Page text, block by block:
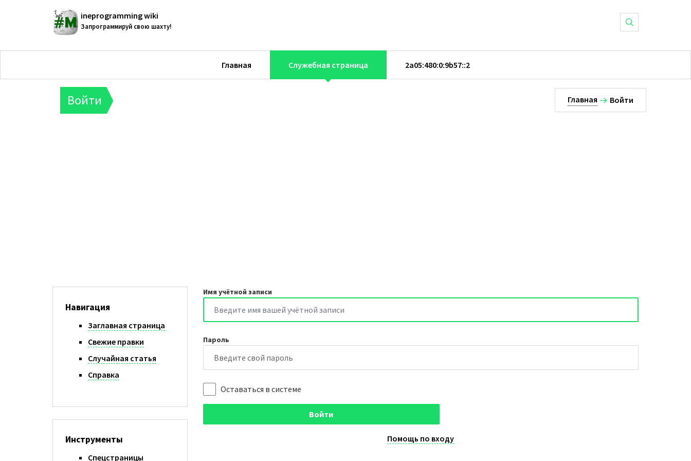
ineprogramming wiki
Запрограммируй свою шахту!
Главная Служебная страница 2a05:480:0:9b57::2
Войти Главная Войти
Имя учётной записи
Пароль
Оставаться в системе
Войти
Помощь по входу
Навигация
Заглавная страница
Свежие правки
Случайная статья
Справка
Инструменты
Спецстраницы